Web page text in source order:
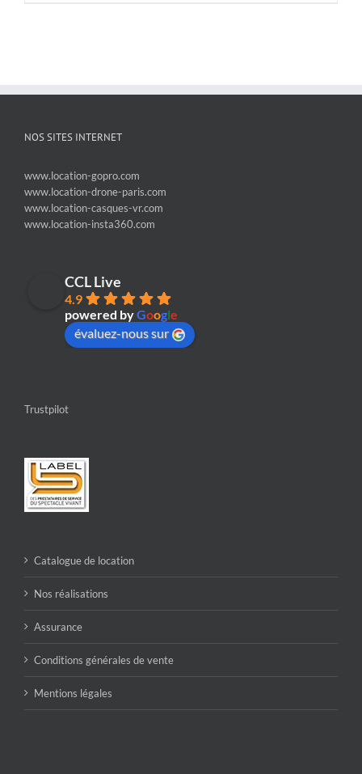
NOS SITES INTERNET
www.location-gopro.com
www.location-drone-paris.com
www.location-casques-vr.com
www.location-insta360.com
CCL Live
4.9
powered byGoogle
évaluez-nous sur
Trustpilot
Catalogue de location
Nos réalisations
Assurance
Conditions générales de vente
Mentions légales